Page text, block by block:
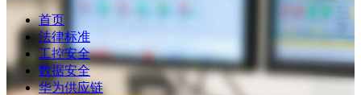
搜
此
查
导
航
首页
法律标准
工控安全
数据安全
华为供应链